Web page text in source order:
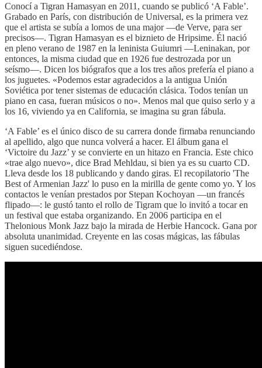
Conocí a Tigran Hamasyan en 2011, cuando se publicó ‘A Fable’.
Grabado en París, con distribución de Universal, es la primera vez
que el artista se subía a lomos de una major —de Verve, para ser
precisos—. Tigran Hamasyan es el biznieto de Hripsime. Él nació
en pleno verano de 1987 en la leninista Guiumri —Leninakan, por
entonces, la misma ciudad que en 1926 fue destrozada por un
seísmo—. Dicen los biógrafos que a los tres años prefería el piano a
los juguetes. «Podemos estar agradecidos a la antigua Unión
Soviética por tener sistemas de educación clásica. Todos tenían un
piano en casa, fueran músicos o no». Menos mal que quiso serlo y a
los 16, viviendo ya en California, se imagina su gran fábula.
‘A Fable’ es el único disco de su carrera donde firmaba renunciando
al apellido, algo que nunca volverá a hacer. El álbum gana el
‘Victoire du Jazz’ y se convierte en un hitazo en Francia. Este chico
«trae algo nuevo», dice Brad Mehldau, si bien ya es su cuarto CD.
Lleva desde los 18 publicando y dando giras. El recopilatorio 'The
Best of Armenian Jazz' lo puso en la mirilla de gente como yo. Y los
contactos le venían prestados por Stepan Kochoyan —un francés
flipado—: le gustó tanto el rollo de Tigram que lo invitó a tocar en
un festival que estaba organizando. En 2006 participa en el
Thelonious Monk Jazz bajo la mirada de Herbie Hancock. Gana por
absoluta unanimidad. Creyente en las cosas mágicas, las fábulas
siguen sucediéndose.